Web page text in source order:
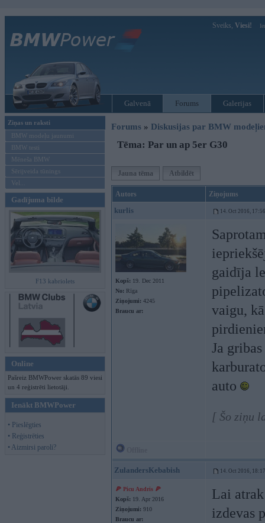
Sveiks, Viesi!
Galvenā Forums Galerijas
Ziņas un raksti
BMW modeļu jaunumi
BMW testi
Mēneša BMW
Sērijveida tūnings
Vel...
Gadījuma bilde
F13 kabriolets
Online
Pašreiz BMWPower skatās 89 viesi
un 4 reģistrēti lietotāji.
Ienākt BMWPower
• Pieslēgties
• Reģistrēties
• Aizmirsi paroli?
Forums » Diskusijas par BMW
Tēma: Par un ap 5er G30
Jauna tēma Atbildēt
Autors Ziņojums
kurlis 14. Oct 2016, 17:56
Kopš: 19. Dec 2011
No: Rīga
Ziņojumi: 4245
Braucu ar:
gaidīja
vaigu,
Ja
auto
[ Šo ziņu
ZulandersKebabish 14. Oct 2016, 18:17
🍕 Picu Andris 🍕
Kopš: 19. Apr 2016
Ziņojumi: 910
Braucu ar:
Lai
izdevas